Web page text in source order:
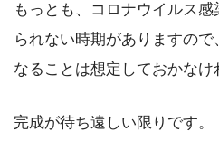
もっとも、コロナウイルス
られない時期がありますの
なることは想定しておかな
完成が待ち遠しい限りです。